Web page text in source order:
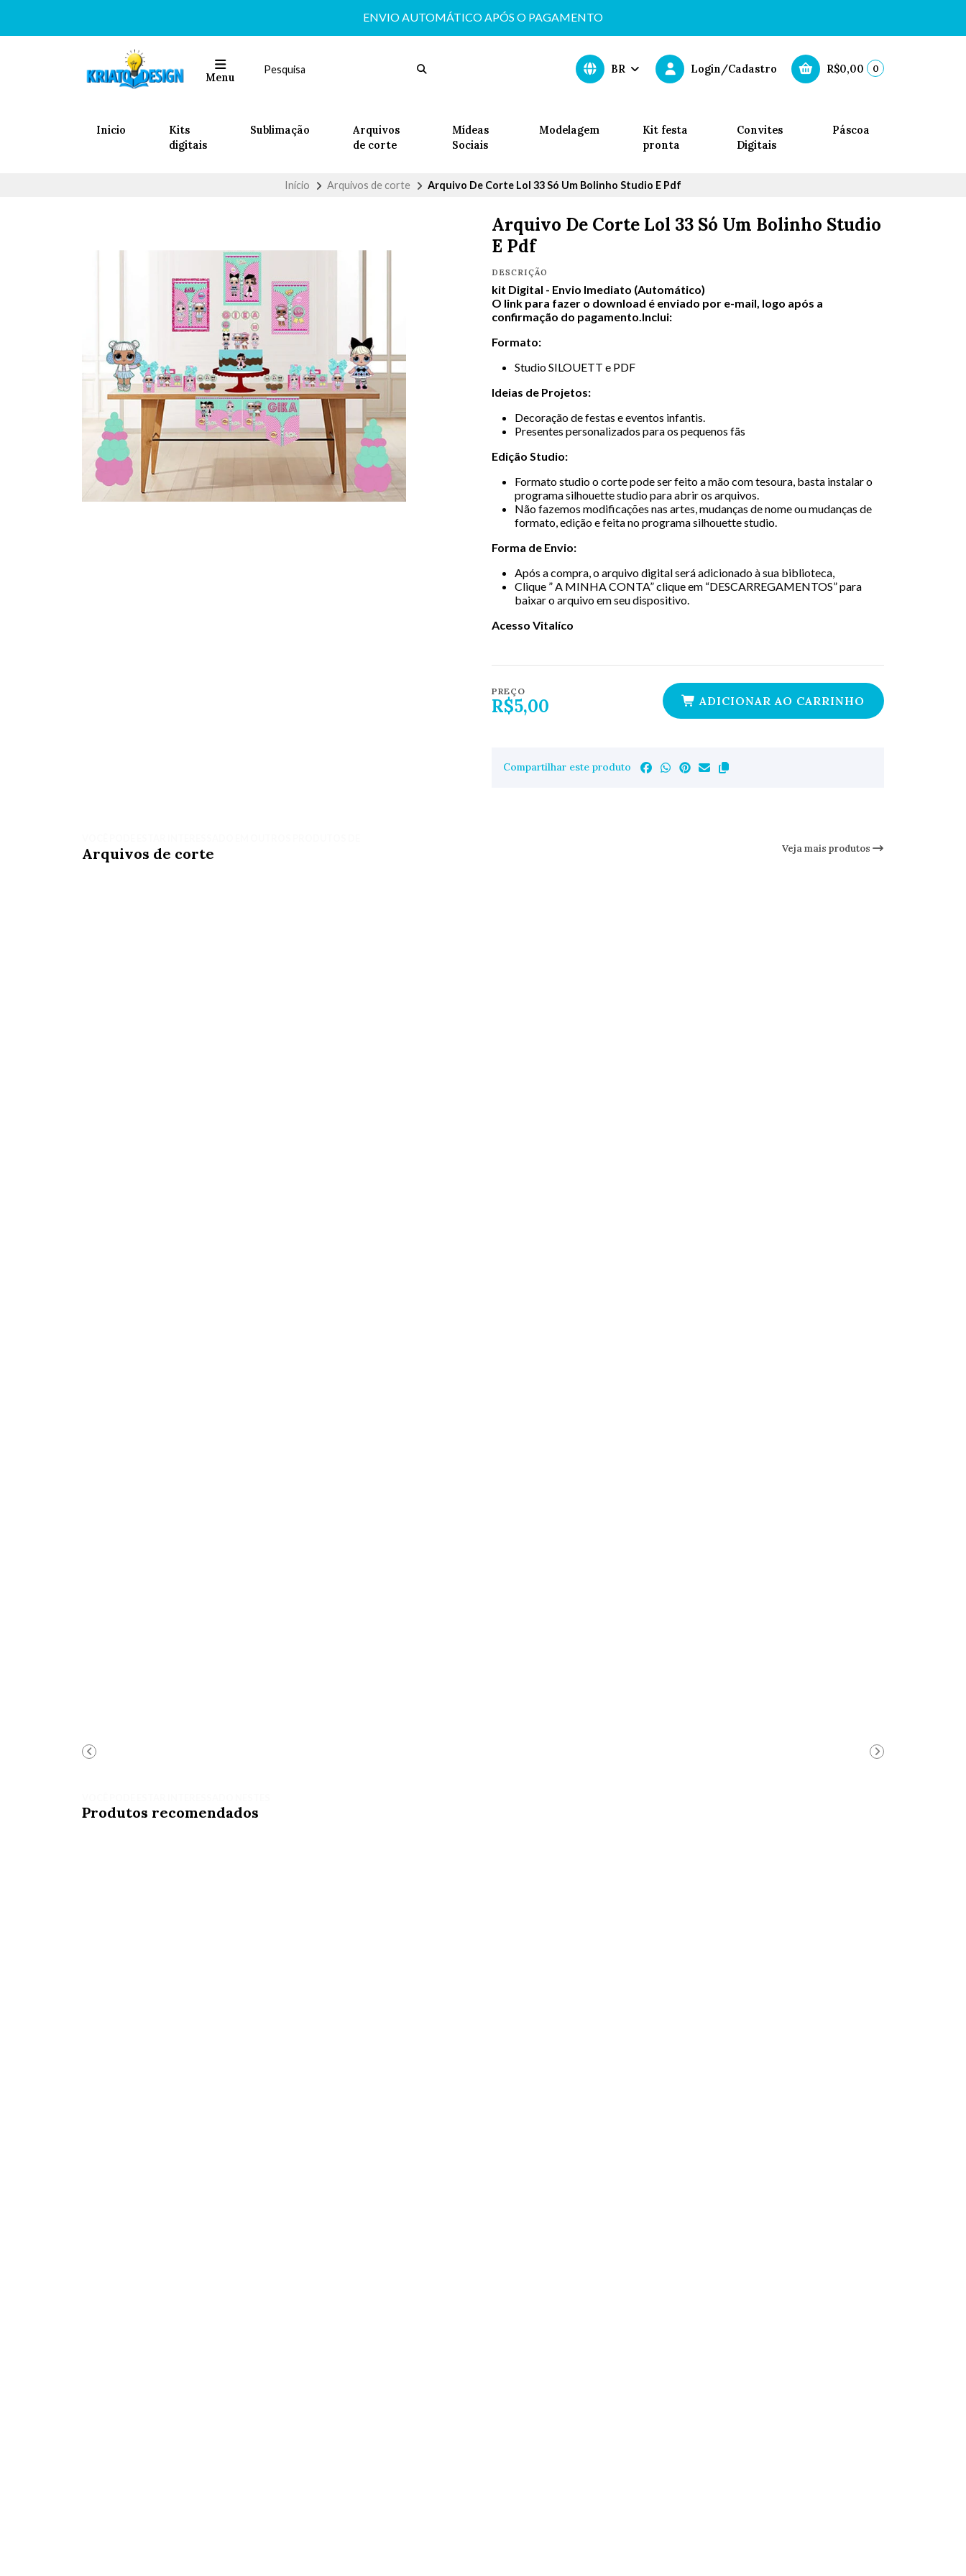
ENVIO AUTOMÁTICO APÓS O PAGAMENTO
Menu
BR Login/Cadastro R$0,00 0
Inicio
Kits
digitais
Sublimação
Arquivos
de corte
Mídeas
Sociais
Modelagem
Kit festa
pronta
Convites
Digitais
Páscoa
Início Arquivos de corte Arquivo De Corte Lol 33 Só Um Bolinho Studio E Pdf
Arquivo De Corte Lol 33 Só Um Bolinho Studio
E Pdf
DESCRIÇÃO
kit Digital - Envio Imediato (Automático)
O link para fazer o download é enviado por e-mail, logo após a
confirmação do pagamento.Inclui:
Formato:
Studio SILOUETT e PDF
Ideias de Projetos:
Decoração de festas e eventos infantis.
Presentes personalizados para os pequenos fãs
Edição Studio:
Formato studio o corte pode ser feito a mão com tesoura, basta instalar o
programa silhouette studio para abrir os arquivos.
Não fazemos modificações nas artes, mudanças de nome ou mudanças de
formato, edição e feita no programa silhouette studio.
Forma de Envio:
Após a compra, o arquivo digital será adicionado à sua biblioteca,
Clique ” A MINHA CONTA” clique em “DESCARREGAMENTOS” para
baixar o arquivo em seu dispositivo.
Acesso Vitalíco
PREÇO
R$5,00 ADICIONAR AO CARRINHO
Compartilhar este produto
Arquivos de corte Veja mais produtos
Produtos recomendados